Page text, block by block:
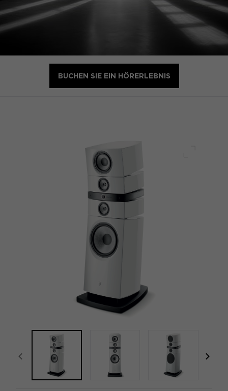
BUCHEN SIE EIN HÖRERLEBNIS
focal-naim-frontent::misc.prev_label